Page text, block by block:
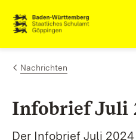
Zum Inhalt springen
Link zur Startseite
Nachrichten
Infobrief Juli
Der Infobrief Juli